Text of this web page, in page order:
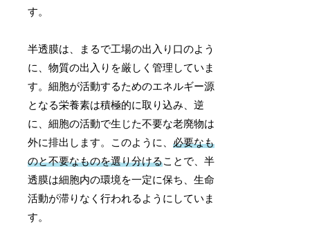
す。
半透膜は、まるで工場の出入り口のよう
に、物質の出入りを厳しく管理していま
す。細胞が活動するためのエネルギー源
となる栄養素は積極的に取り込み、逆
に、細胞の活動で生じた不要な老廃物は
外に排出します。このように、必要なも
のと不要なものを選り分けることで、半
透膜は細胞内の環境を一定に保ち、生命
活動が滞りなく行われるようにしていま
す。